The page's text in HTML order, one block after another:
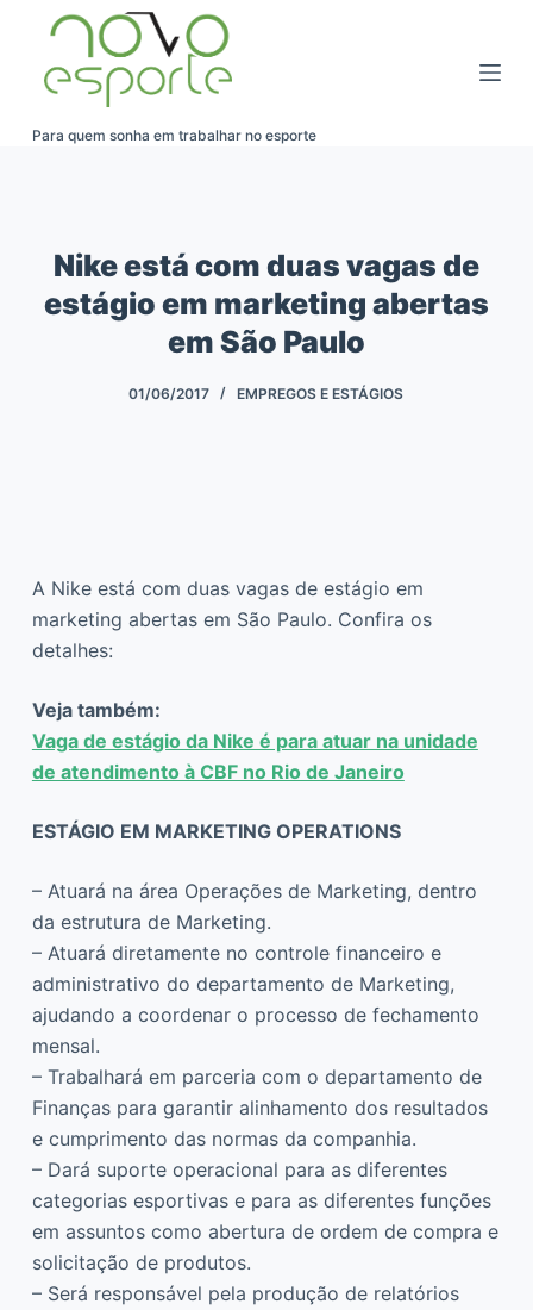
Para quem sonha em trabalhar no esporte
Nike está com duas vagas de
estágio em marketing abertas
em São Paulo
01/06/2017 EMPREGOS E ESTÁGIOS
A Nike está com duas vagas de estágio em
marketing abertas em São Paulo. Confira os
detalhes:
Veja também:
Vaga de estágio da Nike é para atuar na unidade
de atendimento à CBF no Rio de Janeiro
ESTÁGIO EM MARKETING OPERATIONS
– Atuará na área Operações de Marketing, dentro
da estrutura de Marketing.
– Atuará diretamente no controle financeiro e
administrativo do departamento de Marketing,
ajudando a coordenar o processo de fechamento
mensal.
– Trabalhará em parceria com o departamento de
Finanças para garantir alinhamento dos resultados
e cumprimento das normas da companhia.
– Dará suporte operacional para as diferentes
categorias esportivas e para as diferentes funções
em assuntos como abertura de ordem de compra e
solicitação de produtos.
– Será responsável pela produção de relatórios